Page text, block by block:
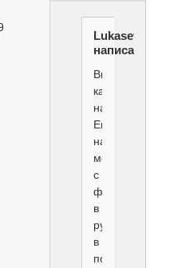
Lukasevich
написал(а):
Видела
как
на
Евразии
народ
метался
с
феном
в
руках
в
поисках